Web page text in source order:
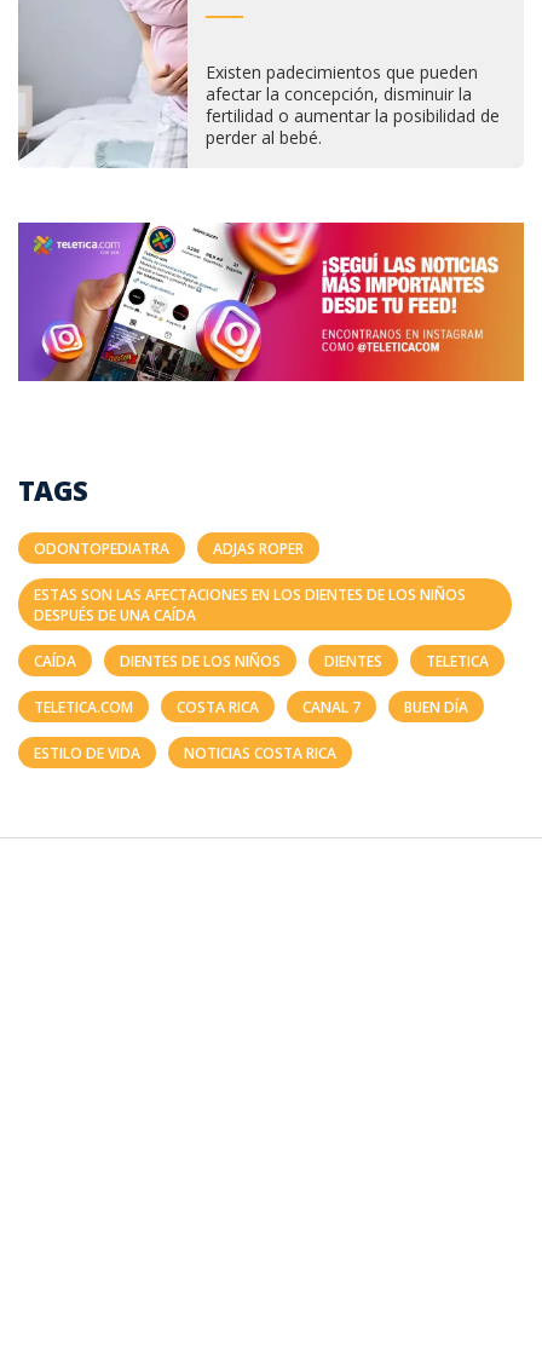
Existen padecimientos que pueden
afectar la concepción, disminuir la
fertilidad o aumentar la posibilidad de
perder al bebé.
TAGS
ODONTOPEDIATRA ADJAS ROPER
ESTAS SON LAS AFECTACIONES EN LOS DIENTES DE LOS NIÑOS
DESPUÉS DE UNA CAÍDA
CAÍDA DIENTES DE LOS NIÑOS DIENTES TELETICA
TELETICA.COM COSTA RICA CANAL 7 BUEN DÍA
ESTILO DE VIDA NOTICIAS COSTA RICA